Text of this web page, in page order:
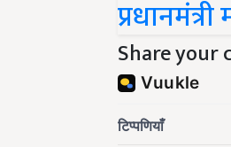
Share your